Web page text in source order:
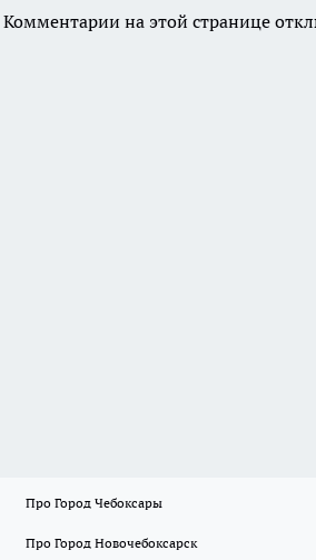
Комментарии на этой странице
Про Город Чебоксары
Про Город Новочебоксарск